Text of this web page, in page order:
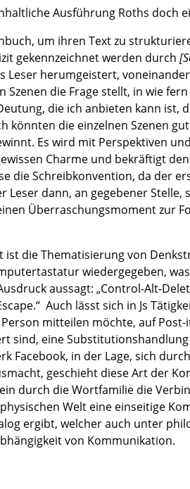
Ausführung Roths doch
um ihren Text zu
gekennzeichnet werden durch
Leser herumgeistert,
die Frage stellt, in wie
die ich anbieten kann ist,
könnten die einzelnen Szenen
Es wird mit Perspektiven
Charme und bekräftigt
die Schreibkonvention, da der
Leser dann, an gegebener
Überraschungsmoment zur
die Thematisierung von
wiedergegeben,
aussagt: „Control-Alt-
Auch lässt sich in Js
mitteilen möchte, auf
sind, eine
Facebook, in der Lage, sich
geschieht diese Art der
durch die Wortfamilie die
Welt eine einseitige
ergibt, welcher auch unter
von Kommunikation.